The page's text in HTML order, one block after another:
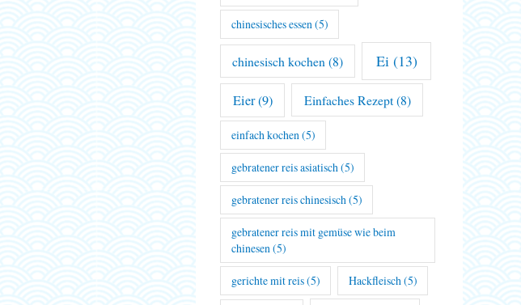
chinesisches essen(5)
chinesisch kochen (8) Ei(13)
Eier(9) Einfaches Rezept(8)
einfach kochen(5)
gebratener reis asiatisch(5)
gebratener reis chinesisch(5)
gebratener reis mit gemüse wie beim
chinesen(5)
gerichte mit reis(5) Hackfleisch (5)